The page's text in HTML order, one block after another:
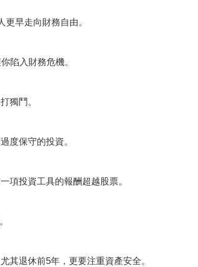
早走向財務自由。
陷入財務危機。
獨鬥。
度保守的投資。
項投資工具的報酬超越股票。
其退休前5年，更要注重資產安全。